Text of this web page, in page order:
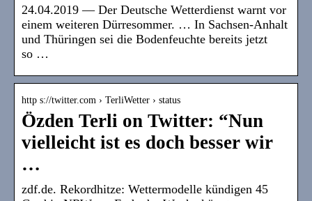
24.04.2019 — Der Deutsche Wetterdienst warnt vor
einem weiteren Dürresommer. … In Sachsen-Anhalt
und Thüringen sei die Bodenfeuchte bereits jetzt
so …
http s://twitter.com › TerliWetter › status
Özden Terli on Twitter: “Nun
vielleicht ist es doch besser wir
…
zdf.de. Rekordhitze: Wettermodelle kündigen 45